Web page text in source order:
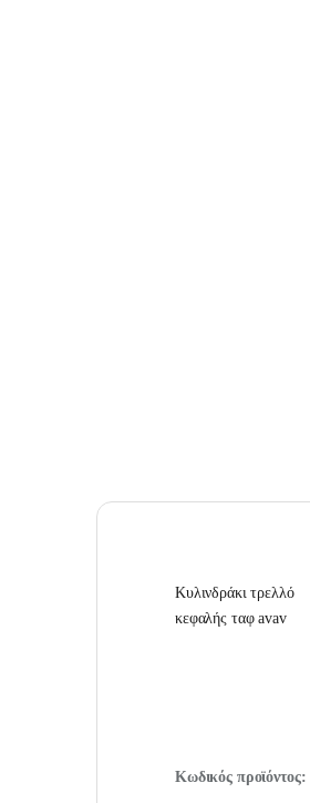
Κυλινδράκι τρελλό
κεφαλής ταφ avav
Κωδικός προϊόντος: